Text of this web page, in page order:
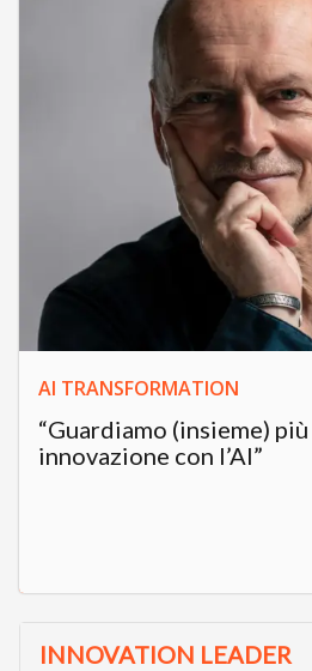
AI TRANSFORMATION
“Guardiamo (insieme)
innovazione con l’AI”
INNOVATION LEADER